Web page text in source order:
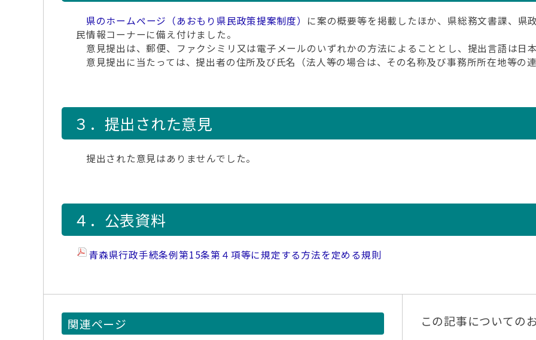
県のホームページ（あおもり県民政策提案制度） に案の概要等を掲載したほか、県総務文書課、県
民情報コーナーに備え付けました。
意見提出は、郵便、ファクシミリ又は電子メールのいずれかの方法によることとし、提出言語は日本
意見提出に当たっては、提出者の住所及び氏名（法人等の場合は、その名称及び事務所所在地等の
３．提出された意見
提出された意見はありませんでした。
４．公表資料
青森県行政手続条例第15条第４項等に規定する方法を定める規則
関連ページ この記事についての